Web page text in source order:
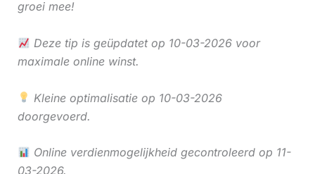
groei mee!
Deze tip is geüpdatet op 10-03-2026 voor
maximale online winst.
Kleine optimalisatie op 10-03-2026
doorgevoerd.
Online verdienmogelijkheid gecontroleerd op 11-
03-2026.